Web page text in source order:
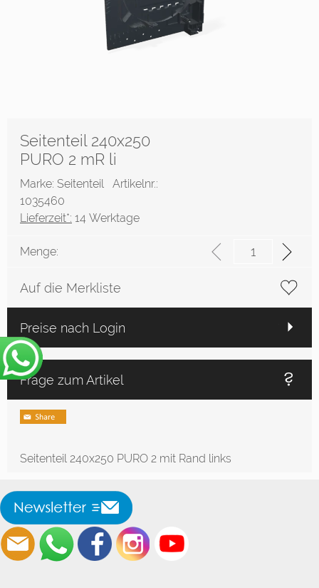
Seitenteil 240x250
PURO 2 mR li
Marke: Seitenteil Artikelnr.:
1035460
Lieferzeit*: 14 Werktage
Menge:
Auf die Merkliste
Preise nach Login
Frage zum Artikel
Seitenteil 240x250 PURO 2 mit Rand links